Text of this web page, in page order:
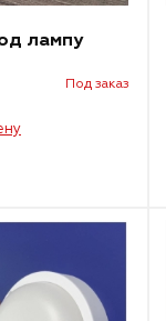
лампу
Под заказ